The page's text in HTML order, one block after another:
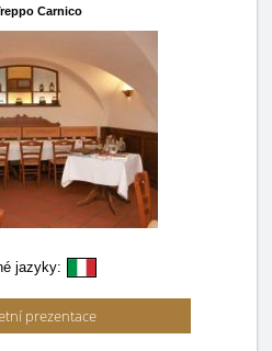
Carnico
jazyky:
prezentace